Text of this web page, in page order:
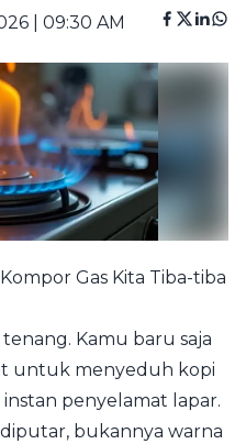
| 09:30 AM
Gas Kita Tiba-tiba
Kamu baru saja
untuk menyeduh kopi
penyelamat lapar.
bukannya warna